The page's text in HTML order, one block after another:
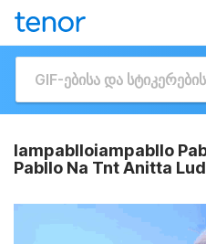
Iampablloiampabllo
Pabllo Na Tnt Anitta